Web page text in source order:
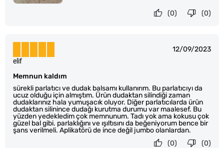
(0)
(0)
12/09/2023
Memnun kaldım
sürekli parlatıcı ve dudak balsamı kullanırım. Bu parlatıcıyı da
ucuz olduğu için almıştım. Ürün dudaktan silindiği zaman
dudaklarınız hala yumuşacık oluyor. Diğer parlatıcılarda ürün
dudaktan silinince dudağı kurutma durumu var maalesef. Bu
yüzden yedekledim çok memnunum. Tadı yok ama kokusu çok
güzel bal gibi. parlaklığını ve ışıltısını da beğeniyorum bence bir
şans verilmeli. Aplikatörü de ince değil jumbo olanlardan.
elif
(0)
(0)